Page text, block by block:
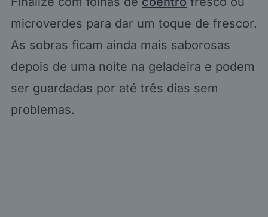
microverdes para dar um toque de frescor.
As sobras ficam ainda mais saborosas
depois de uma noite na geladeira e podem
ser guardadas por até três dias sem
problemas.